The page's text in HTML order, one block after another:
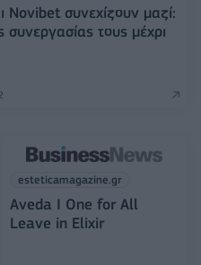
Novibet συνεχίζουν μαζί:
τους μέχρι
esteticamagazine.gr
Aveda I One for All
Leave in Elixir